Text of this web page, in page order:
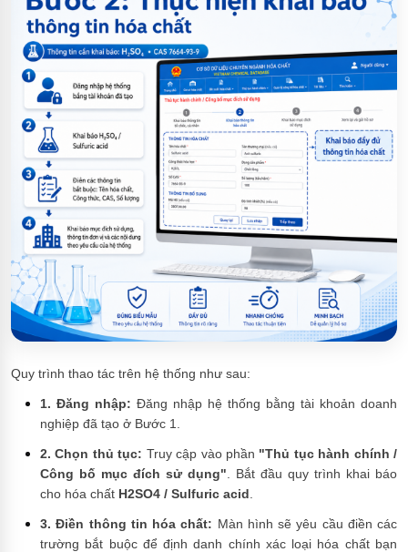
Quy trình thao tác trên hệ thống như sau:
1. Đăng nhập: Đăng nhập hệ thống bằng tài khoản doanh
nghiệp đã tạo ở Bước 1.
2. Chọn thủ tục: Truy cập vào phần "Thủ tục hành chính /
Công bố mục đích sử dụng" . Bắt đầu quy trình khai báo
cho hóa chất H2SO4 / Sulfuric acid
3. Điền thông tin hóa chất: Màn hình sẽ yêu cầu điền các
trường bắt buộc để định danh chính xác loại hóa chất bạn